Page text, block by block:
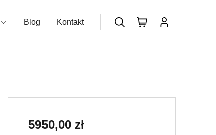
Blog Kontakt
5950,00 zł